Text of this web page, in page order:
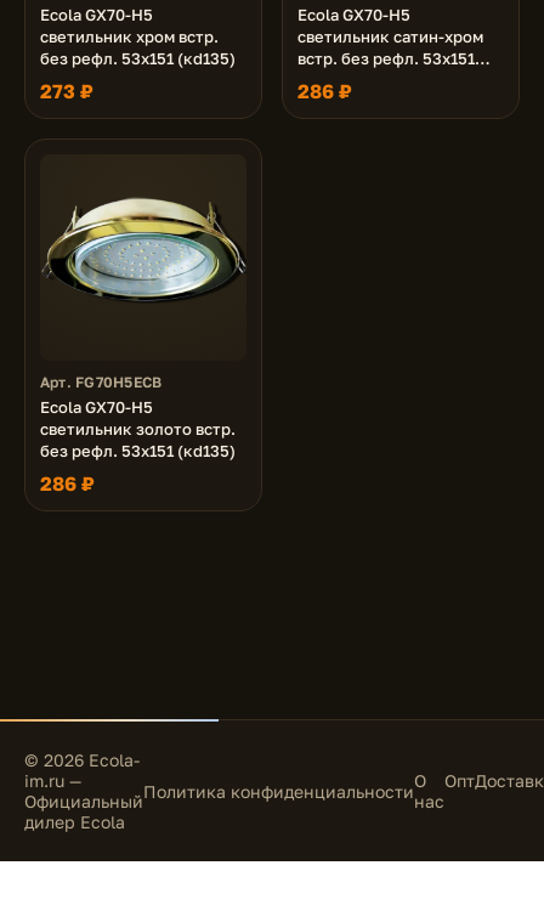
Ecola GX70-H5
светильник хром встр.
без рефл. 53x151 (кd135)
273 ₽
Ecola GX70-H5
светильник сатин-хром
встр. без рефл. 53x151
(кd135)
286 ₽
Арт. FG70H5ECB
Ecola GX70-H5
светильник золото встр.
без рефл. 53x151 (кd135)
286 ₽
© 2026 Ecola-
im.ru —
Официальный
дилер Ecola
Политика конфиденциальностиО
нас
Опт